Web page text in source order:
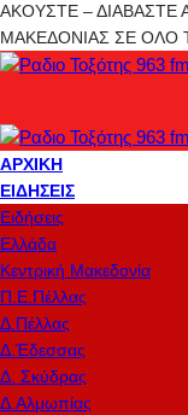
ΑΚΟΥΣΤΕ – ΔΙΑΒΑΣΤΕ
ΜΑΚΕΔΟΝΙΑΣ ΣΕ ΟΛΟ
ΑΡΧΙΚΉ
ΕΙΔΉΣΕΙΣ
Ειδήσεις
Ελλάδα
Κεντρική Μακεδονία
Π.Ε.Πέλλας
Δ.Πέλλας
Δ.Έδεσσας
Δ. Σκύδρας
Δ.Αλμωπίας